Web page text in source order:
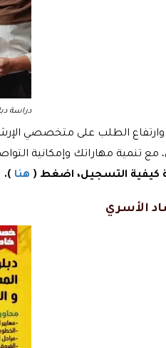
دراسة
وارتفاع الطلب على متخصصي
مع تنمية مهاراتك وإمكانية
كيفية التسجيل، اضغط ( هنا ).
الأسري